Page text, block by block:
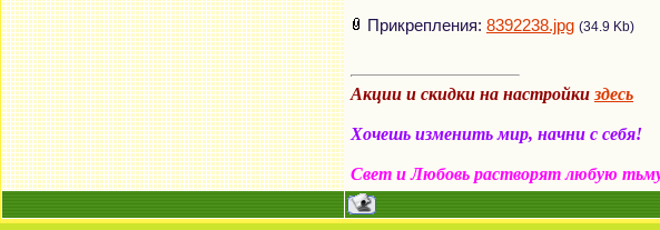
Прикрепления: 8392238.jpg (34.9 Kb)
Акции и скидки на настройки здесь
Хочешь изменить мир, начни с себя!
Свет и Любовь растворят любую